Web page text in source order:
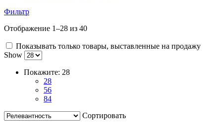
Фильтр
Отображение 1–28 из 40
Показывать только товары, выставленные на продажу
Show
Покажите: 28
28
56
84
Сортировать